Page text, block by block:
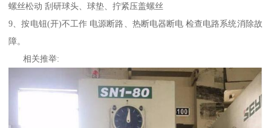
螺丝松动 刮研球头、球垫、拧紧压盖螺丝
9、按电钮(开)不工作 电源断路、热断电器断电 检查电路系统消除故
障。
相关推举: